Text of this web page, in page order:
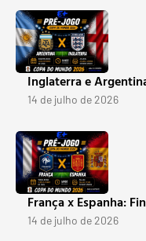
Inglaterra e
14 de julho de 2026
França x Espanha:
14 de julho de 2026